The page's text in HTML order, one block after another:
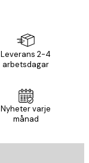
Leverans 2-4
arbetsdagar
Nyheter varje
månad